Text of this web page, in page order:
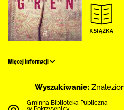
Więcej informacji
Wyszukiwanie:
Gminna Biblioteka Publiczna